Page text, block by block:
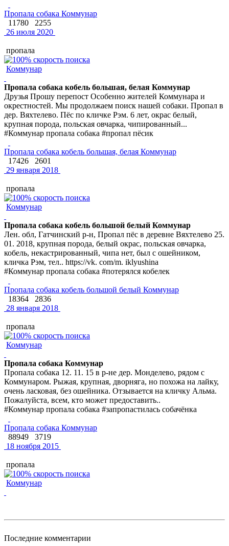
Пропала собака Коммунар
11780
2255
26 июля 2020
пропала
Коммунар
Пропала собака кобель большая, белая Коммунар
Друзья Прошу перепост Особенно жителей Коммунара и
окрестностей. Мы продолжаем поиск нашей собаки. Пропал в
дер. Вяхтелево. Пёс по кличке Рэм. 6 лет, окрас белый,
крупная порода, польская овчарка, чипированный...
#Коммунар пропала собака #пропал пёсик
Пропала собака кобель большая, белая Коммунар
17426
2601
29 января 2018
пропала
Коммунар
Пропала собака кобель большой белый Коммунар
Лен. обл, Гатчинский р-н, Пропал пёс в деревне Вяхтелево 25.
01. 2018, крупная порода, белый окрас, польская овчарка,
кобель, некастрированный, чипа нет, был с ошейником,
кличка Рэм, тел.. https://vk. com/m. iklyushina
#Коммунар пропала собака #потерялся кобелек
Пропала собака кобель большой белый Коммунар
18364
2836
28 января 2018
пропала
Коммунар
Пропала собака Коммунар
Пропала собака 12. 11. 15 в р-не дер. Монделево, рядом с
Коммунаром. Рыжая, крупная, дворняга, но похожа на лайку,
очень ласковая, без ошейника. Отзывается на кличку Альма.
Пожалуйста, всем, кто может предоставить..
#Коммунар пропала собака #запропастилась собачёнка
Пропала собака Коммунар
88949
3719
18 ноября 2015
пропала
Коммунар
Последние комментарии